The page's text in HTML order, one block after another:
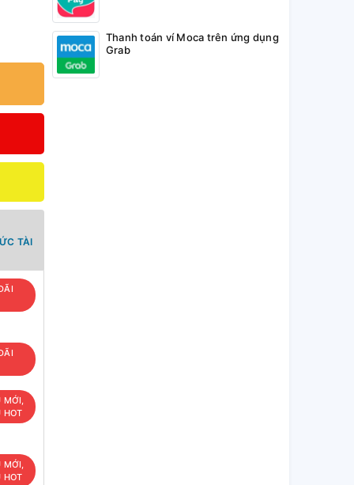
TÀI
MỚI,
HOT
MỚI,
HOT
Thanh toán ví Moca trên ứng dụng
Grab